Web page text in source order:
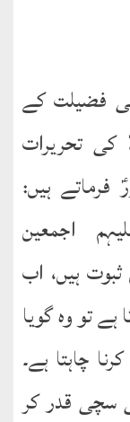
فضیلت کے
تحریرات
ہیں:
اجمعین
ہیں، اب
تو وہ گویا
چاہتا ہے۔
قدر کر